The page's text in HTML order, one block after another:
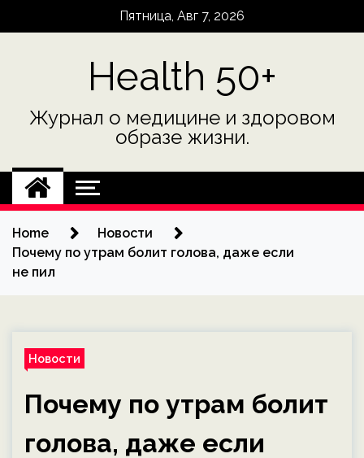
Пятница, Авг 7, 2026
Health 50+
Журнал о медицине и здоровом
образе жизни.
Home
Новости
Почему по утрам болит голова, даже если
не пил
Новости
Почему по утрам болит
голова, даже если